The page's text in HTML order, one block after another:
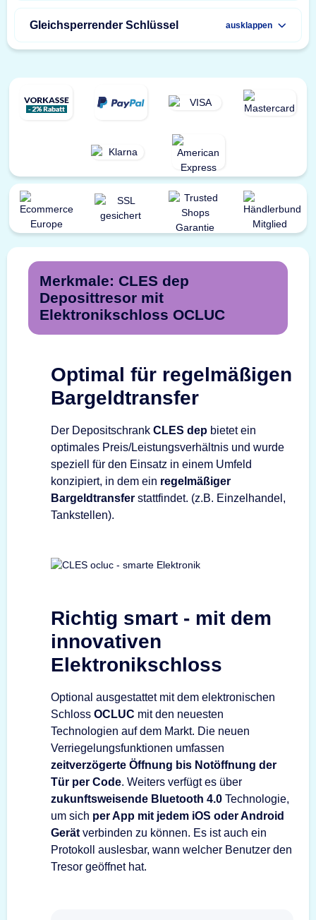
Gleichsperrender Schlüssel ausklappen
Merkmale: CLES dep
Deposittresor mit
Elektronikschloss OCLUC
Optimal für regelmäßigen
Bargeldtransfer
Der Depositschrank CLES dep bietet ein
optimales Preis/Leistungsverhältnis und wurde
speziell für den Einsatz in einem Umfeld
konzipiert, in dem ein regelmäßiger
Bargeldtransfer stattfindet. (z.B. Einzelhandel,
Tankstellen).
Richtig smart - mit dem
innovativen
Elektronikschloss
Optional ausgestattet mit dem elektronischen
Schloss OCLUC mit den neuesten
Technologien auf dem Markt. Die neuen
Verriegelungsfunktionen umfassen
zeitverzögerte Öffnung bis Notöffnung der
Tür per Code. Weiters verfügt es über
zukunftsweisende Bluetooth 4.0 Technologie,
um sich per App mit jedem iOS oder Android
Gerät verbinden zu können. Es ist auch ein
Protokoll auslesbar, wann welcher Benutzer den
Tresor geöffnet hat.